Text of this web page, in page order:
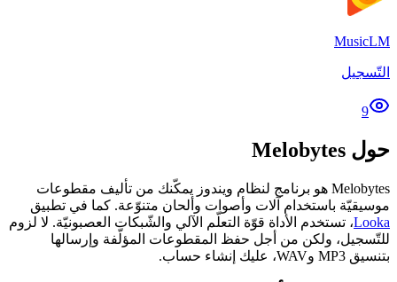
MusicLM
التّسجيل
9
حول Melobytes
Melobytes هو برنامج لنظام ويندوز يمكّنك من تأليف مقطوعات
موسيقيّة باستخدام آلات وأصوات وألحان متنوّعة. كما في تطبيق
Looka، تستخدم الأداة قوّة التعلّم الآلي والشّبكات العصبونيّة. لا لزوم
للتّسجيل، ولكن من أجل حفظ المقطوعات المؤلّفة وإرسالها
بتنسيق MP3 وWAV، عليك إنشاء حساب.